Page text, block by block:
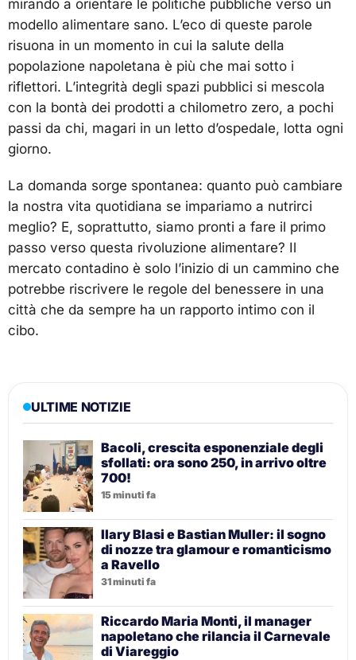
mirando a orientare le politiche pubbliche verso un
modello alimentare sano. L’eco di queste parole
risuona in un momento in cui la salute della
popolazione napoletana è più che mai sotto i
riflettori. L’integrità degli spazi pubblici si mescola
con la bontà dei prodotti a chilometro zero, a pochi
passi da chi, magari in un letto d’ospedale, lotta ogni
giorno.
La domanda sorge spontanea: quanto può cambiare
la nostra vita quotidiana se impariamo a nutrirci
meglio? E, soprattutto, siamo pronti a fare il primo
passo verso questa rivoluzione alimentare? Il
mercato contadino è solo l’inizio di un cammino che
potrebbe riscrivere le regole del benessere in una
città che da sempre ha un rapporto intimo con il
cibo.
ULTIME NOTIZIE
Bacoli, crescita esponenziale degli
sfollati: ora sono 250, in arrivo oltre
700!
15 minuti fa
Ilary Blasi e Bastian Muller: il sogno
di nozze tra glamour e romanticismo
a Ravello
31 minuti fa
Riccardo Maria Monti, il manager
napoletano che rilancia il Carnevale
di Viareggio